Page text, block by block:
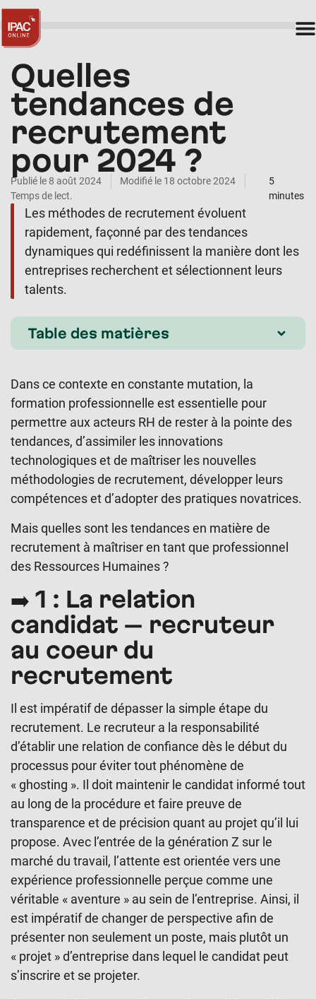
Quelles
tendances de
recrutement
pour 2024 ?
Publié le 8 août 2024
Modifié le 18 octobre 2024
Temps de lect.
5
minutes
Les méthodes de recrutement évoluent
rapidement, façonné par des tendances
dynamiques qui redéfinissent la manière dont les
entreprises recherchent et sélectionnent leurs
talents.
Table des matières
Dans ce contexte en constante mutation, la
formation professionnelle est essentielle pour
permettre aux acteurs RH de rester à la pointe des
tendances, d’assimiler les innovations
technologiques et de maîtriser les nouvelles
méthodologies de recrutement, développer leurs
compétences et d’adopter des pratiques novatrices.
Mais quelles sont les tendances en matière de
recrutement à maîtriser en tant que professionnel
des Ressources Humaines ?
➡️ 1 : La relation
candidat – recruteur
au coeur du
recrutement
Il est impératif de dépasser la simple étape du
recrutement. Le recruteur a la responsabilité
d’établir une relation de confiance dès le début du
processus pour éviter tout phénomène de
« ghosting ». Il doit maintenir le candidat informé tout
au long de la procédure et faire preuve de
transparence et de précision quant au projet qu’il lui
propose. Avec l’entrée de la génération Z sur le
marché du travail, l’attente est orientée vers une
expérience professionnelle perçue comme une
véritable « aventure » au sein de l’entreprise. Ainsi, il
est impératif de changer de perspective afin de
présenter non seulement un poste, mais plutôt un
« projet » d’entreprise dans lequel le candidat peut
s’inscrire et se projeter.